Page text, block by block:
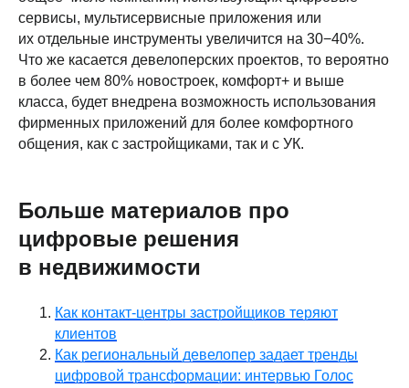
сервисы, мультисервисные приложения или
их отдельные инструменты увеличится на 30−40%.
Что же касается девелоперских проектов, то вероятно
в более чем 80% новостроек, комфорт+ и выше
класса, будет внедрена возможность использования
фирменных приложений для более комфортного
общения, как с застройщиками, так и с УК.
Больше материалов про
цифровые решения
в недвижимости
Как контакт-центры застройщиков теряют
клиентов
Как региональный девелопер задает тренды
цифровой трансформации: интервью Голос